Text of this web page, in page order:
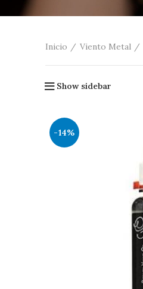
Inicio Viento Metal
Show sidebar
-14%